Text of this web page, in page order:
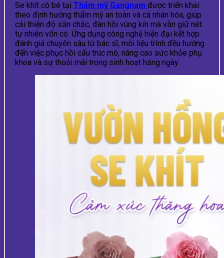
Se khít cô bé tại Thẩm mỹ Gangnam được triển khai
theo định hướng thẩm mỹ an toàn và cá nhân hóa, giúp
cải thiện độ săn chắc, đàn hồi vùng kín mà vẫn giữ nét
tự nhiên vốn có. Ứng dụng công nghệ hiện đại kết hợp
đánh giá chuyên sâu từ bác sĩ, mỗi liệu trình đều hướng
đến việc phục hồi cấu trúc mô, nâng cao sức khỏe phụ
khoa và sự thoải mái trong sinh hoạt hằng ngày.